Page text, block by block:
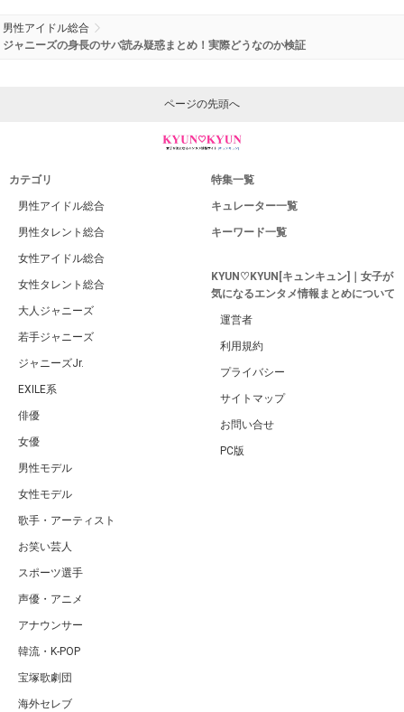
男性アイドル総合
ジャニーズの身長のサバ読み疑惑まとめ！実際どうなのか検証
ページの先頭へ
カテゴリ
男性アイドル総合
男性タレント総合
女性アイドル総合
女性タレント総合
大人ジャニーズ
若手ジャニーズ
ジャニーズJr.
EXILE系
俳優
女優
男性モデル
女性モデル
歌手・アーティスト
お笑い芸人
スポーツ選手
声優・アニメ
アナウンサー
韓流・K-POP
宝塚歌劇団
海外セレブ
特集一覧
キュレーター一覧
キーワード一覧
KYUN♡KYUN[キュンキュン]｜女子が
気になるエンタメ情報まとめについて
運営者
利用規約
プライバシー
サイトマップ
お問い合せ
PC版